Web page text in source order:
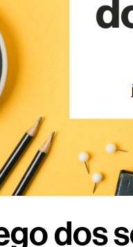
dos